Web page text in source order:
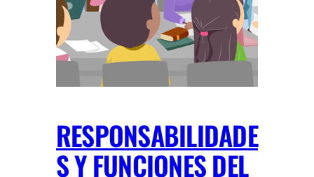
RESPONSABILIDADE
S Y FUNCIONES DEL